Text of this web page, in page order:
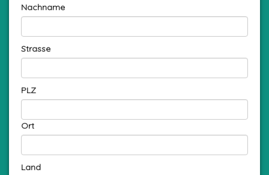
Nachname
Strasse
PLZ
Ort
Land